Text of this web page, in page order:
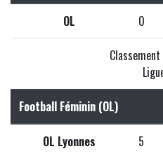
OL 0
Football Féminin (OL)
OL Lyonnes 5